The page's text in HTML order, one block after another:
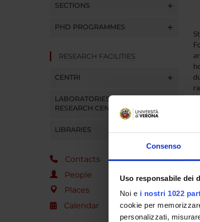
Consenso
Uso responsabile dei
Noi e i nostri 1022
cookie per
personalizzati,
SECTIONS
PHD PROGRAMMES
RESEARCH FACILITIES
CENTRI
LABORATORIES AND
RESEARCH CENTRES
LIBRARIES
Contacts
People
Places
Calendar